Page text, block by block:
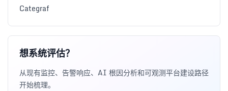
Categraf
想系统评估？
从现有监控、告警响应、AI 根因分析和可观测平台建设路径
开始梳理。